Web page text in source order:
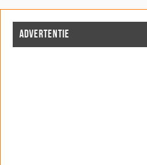
ADVERTENTIE